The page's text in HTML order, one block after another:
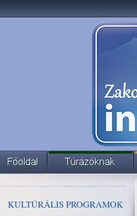
KULTÚRÁLIS PROGRAMOK